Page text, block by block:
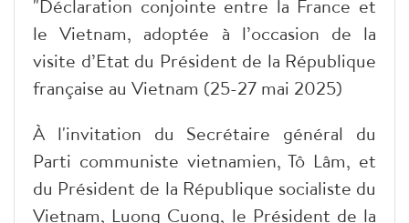
"Déclaration conjointe entre la France et
le Vietnam, adoptée à l’occasion de la
visite d’Etat du Président de la République
française au Vietnam (25-27 mai 2025)
À l'invitation du Secrétaire général du
Parti communiste vietnamien, Tô Lâm, et
du Président de la République socialiste du
Vietnam, Luong Cuong, le Président de la